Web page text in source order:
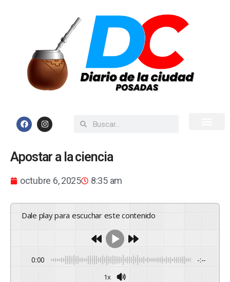
Apostar a la ciencia
octubre 6, 2025 8:35 am
Dale play para escuchar este contenido
0:00 -:--
1x